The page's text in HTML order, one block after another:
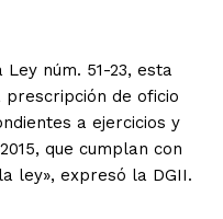
núm. 51-23, esta
de oficio
a ejercicios y
que cumplan con
ley», expresó la DGII.